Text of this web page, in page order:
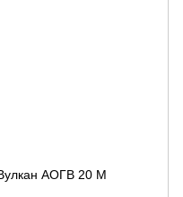
Вулкан АОГВ 20 М